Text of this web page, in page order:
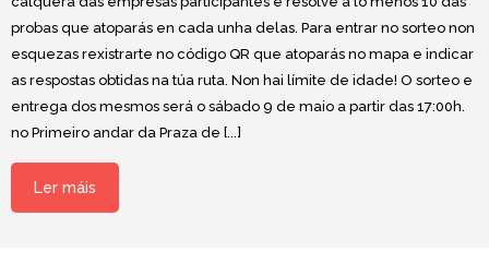
probas que atoparás en cada unha delas. Para entrar no sorteo non
esquezas rexistrarte no código QR que atoparás no mapa e indicar
as respostas obtidas na túa ruta. Non hai límite de idade! O sorteo e
entrega dos mesmos será o sábado 9 de maio a partir das 17:00h.
no Primeiro andar da Praza de [...]
Ler máis